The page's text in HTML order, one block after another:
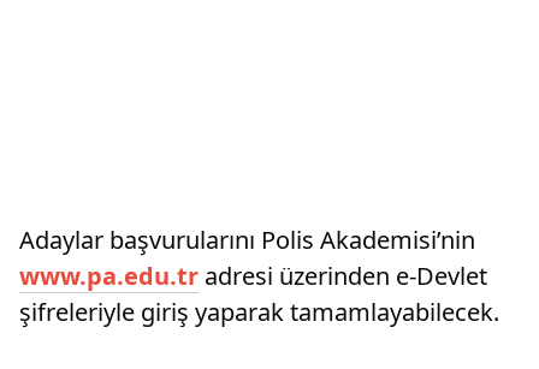
Adaylar başvurularını Polis Akademisi’nin
www.pa.edu.tr adresi üzerinden e-Devlet
şifreleriyle giriş yaparak tamamlayabilecek.